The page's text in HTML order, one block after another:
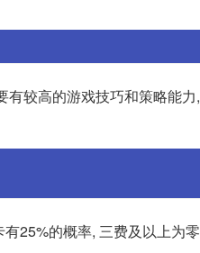
较高的游戏技巧和策略能
25%的概率, 三费及以上为